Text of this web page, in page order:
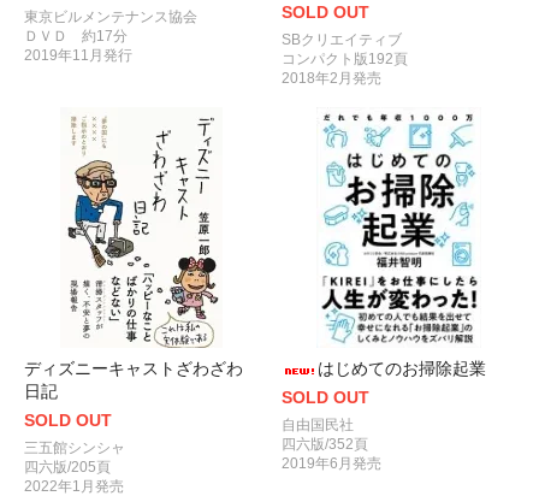
東京ビルメンテナンス協会
ＤＶＤ 約17分
2019年11月発行
SOLD OUT
SBクリエイティブ
コンパクト版192頁
2018年2月発売
ディズニーキャストざわざわ
日記
SOLD OUT
三五館シンシャ
四六版/205頁
2022年1月発売
はじめてのお掃除起業
SOLD OUT
自由国民社
四六版/352頁
2019年6月発売